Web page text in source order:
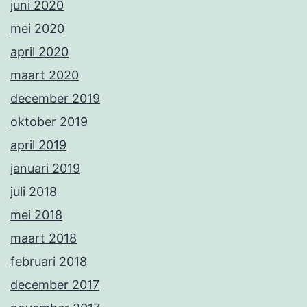
juni 2020
mei 2020
april 2020
maart 2020
december 2019
oktober 2019
april 2019
januari 2019
juli 2018
mei 2018
maart 2018
februari 2018
december 2017